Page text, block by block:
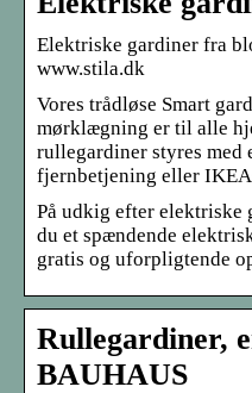
Elektriske gardiner fra
www.stila.dk
Vores trådløse Smart
mørklægning er til alle
rullegardiner styres med
fjernbetjening eller
På udkig efter elektriske
du et spændende
gratis og uforpligtende
Rullegardiner,
BAUHAUS